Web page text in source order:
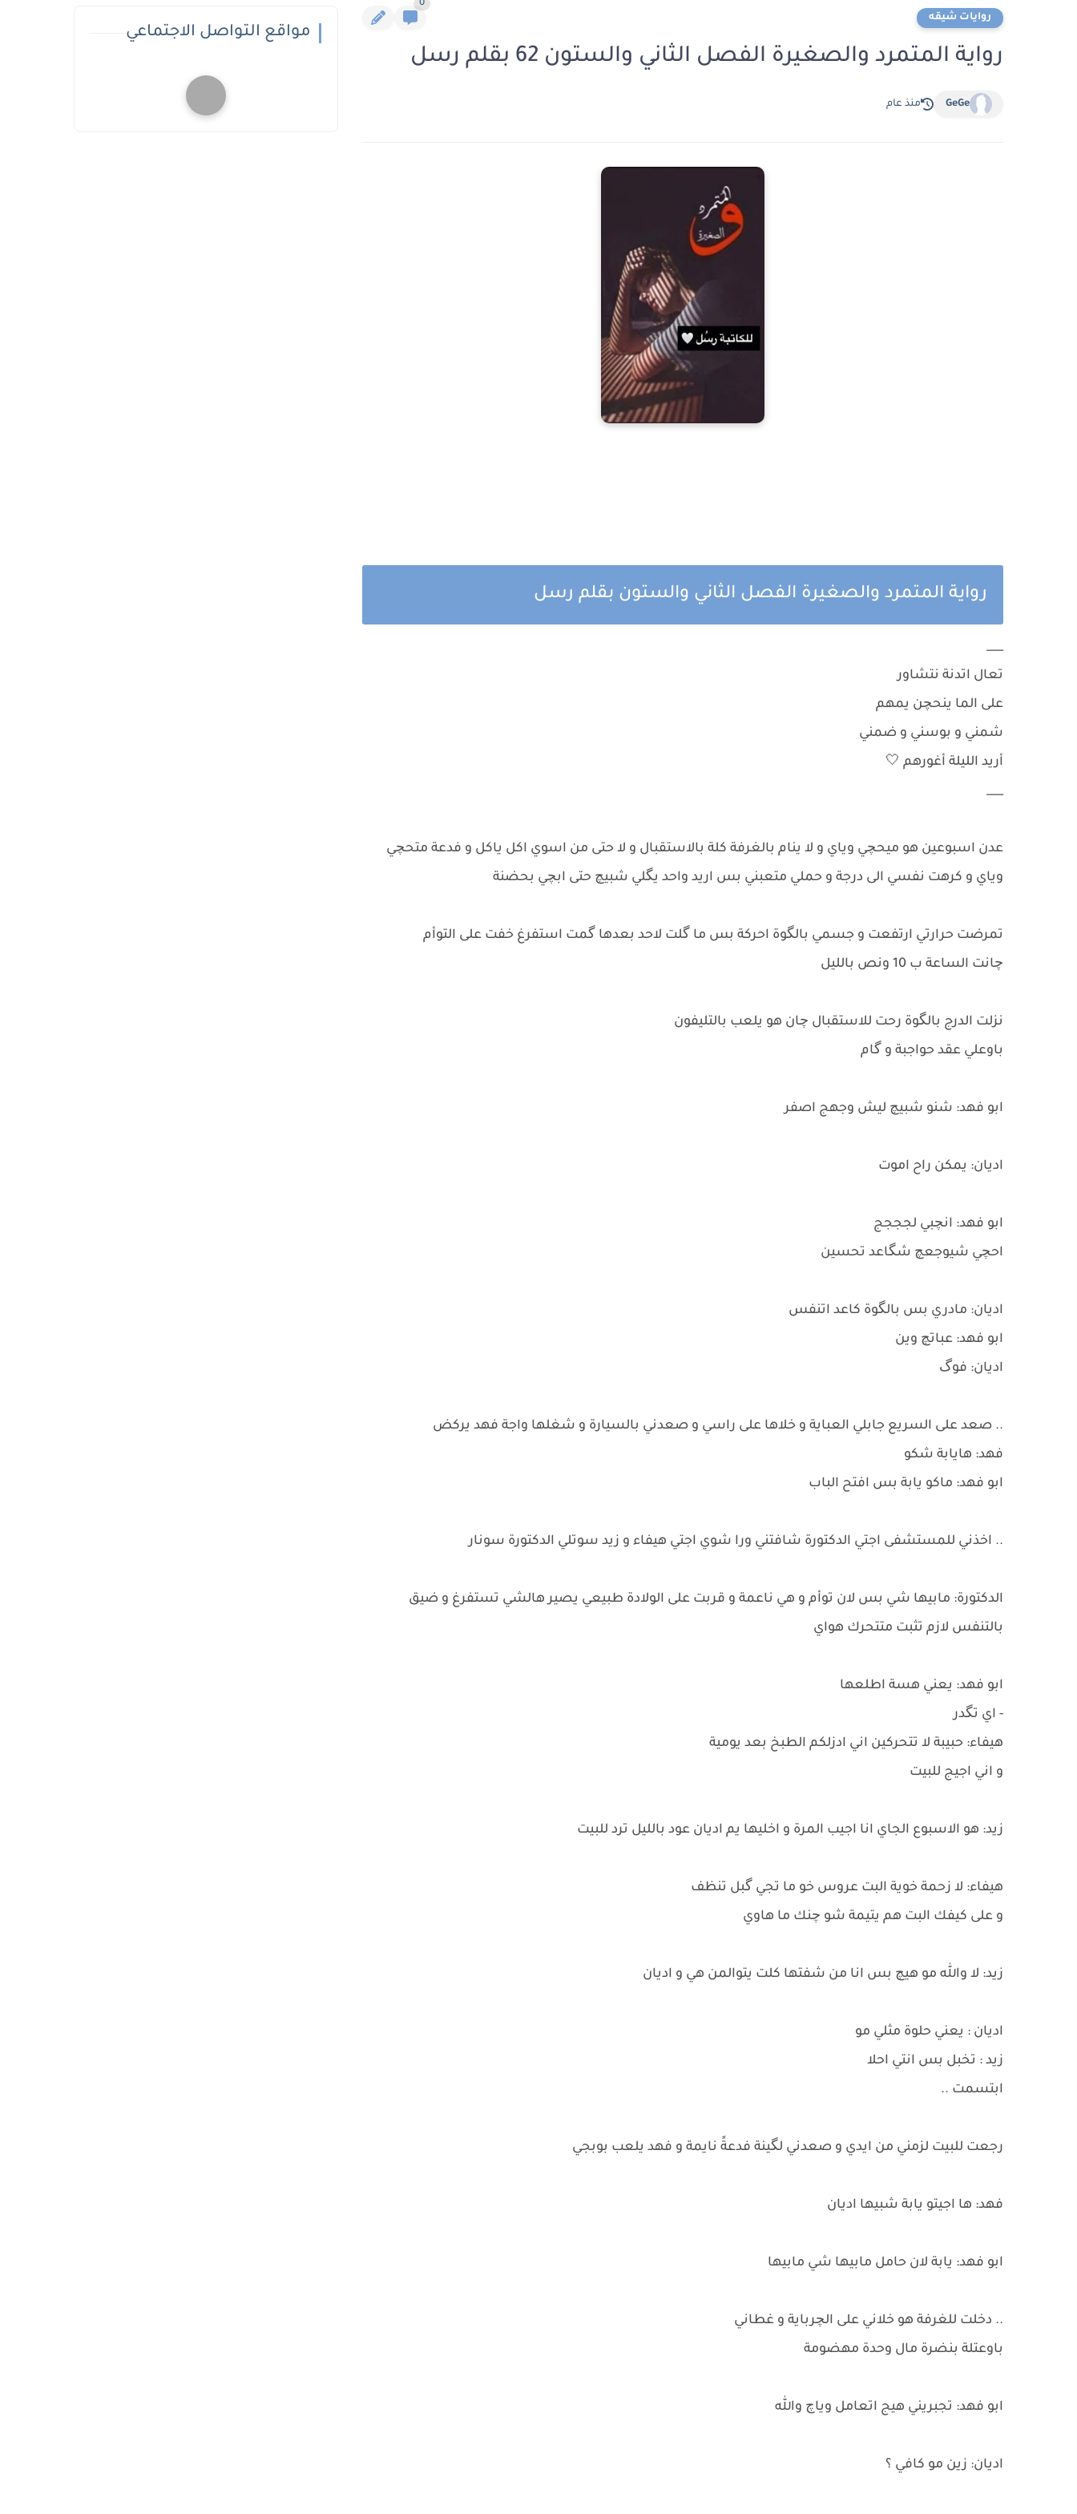
روايات شيقه
0
رواية المتمرد والصغيرة الفصل الثاني والستون 62 بقلم رسل
GeGe منذ عام
رواية المتمرد والصغيرة الفصل الثاني والستون بقلم رسل
___
تعال اتدنة نتشاور
على الما ينحچن يمهم
شمني و بوسني و ضمني
أريد الليلة أغورهم 🤍
___
عدن اسبوعين هو ميحچي وياي و لا ينام بالغرفة كلة بالاستقبال و لا حتى من اسوي اكل ياكل و فدعة متحچي
وياي و كرهت نفسي الى درجة و حملي متعبني بس اريد واحد يگلي شبيچ حتى ابچي بحضنة
تمرضت حرارتي ارتفعت و جسمي بالگوة احركة بس ما گلت لاحد بعدها گمت استفرغ خفت على التوأم
چانت الساعة ب 10 ونص بالليل
نزلت الدرج بالگوة رحت للاستقبال چان هو يلعب بالتليفون
باوعلي عقد حواجبة و گام
ابو فهد: شنو شبيچ ليش وجهج اصفر
اديان: يمكن راح اموت
ابو فهد: انچبي لجججج
احچي شيوجعچ شگاعد تحسين
اديان: مادري بس بالگوة كاعد اتنفس
ابو فهد: عباتچ وين
اديان: فوگ
.. صعد على السريع جابلي العباية و خلاها على راسي و صعدني بالسيارة و شغلها واجة فهد يركض
فهد: هايابة شكو
ابو فهد: ماكو يابة بس افتح الباب
.. اخذني للمستشفى اجتي الدكتورة شافتني ورا شوي اجتي هيفاء و زيد سوتلي الدكتورة سونار
الدكتورة: مابيها شي بس لان توأم و هي ناعمة و قربت على الولادة طبيعي يصير هالشي تستفرغ و ضيق
بالتنفس لازم تثبت متتحرك هواي
ابو فهد: يعني هسة اطلعها
- اي تگدر
هيفاء: حبيبة لا تتحركين اني ادزلكم الطبخ بعد يومية
و اني اجيج للبيت
زيد: هو الاسبوع الجاي انا اجيب المرة و اخليها يم اديان عود بالليل ترد للبيت
هيفاء: لا زحمة خوية البت عروس خو ما تجي گبل تنظف
و على كيفك البت هم يتيمة شو چنك ما هاوي
زيد: لا والله مو هيچ بس انا من شفتها كلت يتوالمن هي و اديان
اديان : يعني حلوة مثلي مو
زيد : تخبل بس انتي احلا
ابتسمت ..
رجعت للبيت لزمني من ايدي و صعدني لگينة فدعةً نايمة و فهد يلعب بوبجي
فهد: ها اجيتو يابة شبيها اديان
ابو فهد: يابة لان حامل مابيها شي مابيها
.. دخلت للغرفة هو خلاني على الچرباية و غطاني
باوعتلة بنضرة مال وحدة مهضومة
ابو فهد: تجبريني هيج اتعامل وياچ والله
اديان: زين مو كافي ؟
مواقع التواصل الاجتماعي